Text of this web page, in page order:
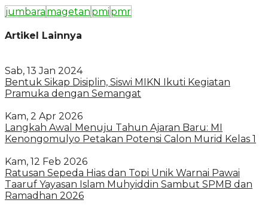
jumbara magetan pmi pmr
Artikel Lainnya
Sab, 13 Jan 2024
Bentuk Sikap Disiplin, Siswi MIKN Ikuti Kegiatan
Pramuka dengan Semangat
Kam, 2 Apr 2026
Langkah Awal Menuju Tahun Ajaran Baru: MI
Kenongomulyo Petakan Potensi Calon Murid Kelas 1
Kam, 12 Feb 2026
Ratusan Sepeda Hias dan Topi Unik Warnai Pawai
Taaruf Yayasan Islam Muhyiddin Sambut SPMB dan
Ramadhan 2026